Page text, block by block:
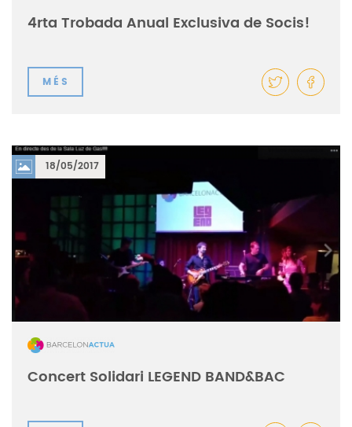
4rta Trobada Anual Exclusiva de Socis!
MÉS
18/05/2017
Concert Solidari LEGEND BAND&BAC